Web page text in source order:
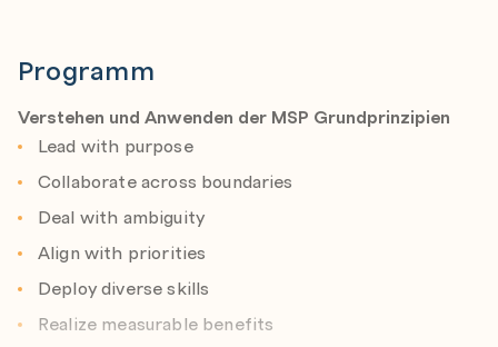
von Managing Successful Projects (5th version)
unterrichtet.
ITIL®, PRINCE2®, PRINCE2® Agile, MSP® and MoR®
are registered trademarks of AXELOS Limited, used
under permission of AXELOS Limited. All rights
Programm
Verstehen und Anwenden der MSP Grundprinzipien
Lead with purpose
Collaborate across boundaries
Deal with ambiguity
Align with priorities
Deploy diverse skills
Realize measurable benefits